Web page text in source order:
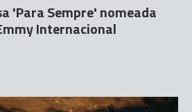
'Para Sempre' nomeada
Internacional